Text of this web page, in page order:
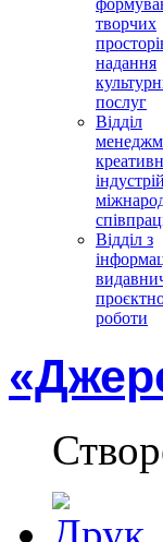
творчих
надання
послуг
Відділ
Відділ з
роботи